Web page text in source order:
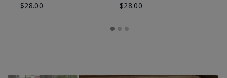
$28.00
$28.00